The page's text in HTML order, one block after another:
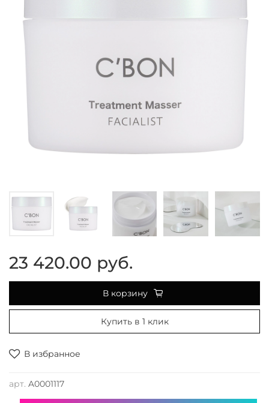
В избранное
арт. A0001117
23 420.00 руб.
В корзину
Купить в 1 клик